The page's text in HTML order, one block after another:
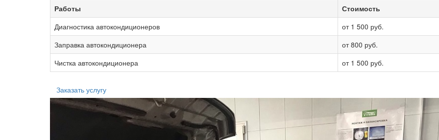
Работы
Стоимость
Диагностика автокондиционеров
от 1 500 руб.
Заправка автокондиционера
от 800 руб.
Чистка автокондиционера
от 1 500 руб.
Заказать услугу